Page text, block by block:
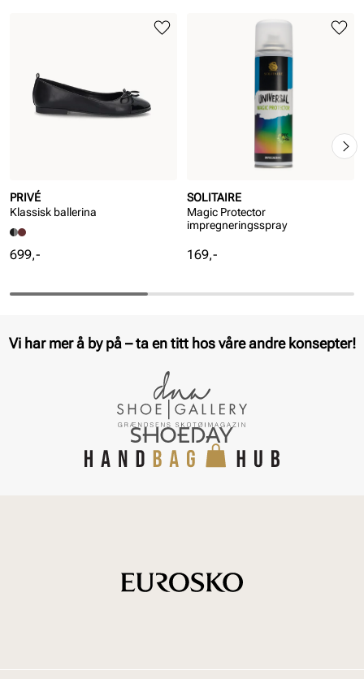
PRIVÉ
Klassisk ballerina
Pris
699,-
SOLITAIRE
Magic Protector
impregneringsspray
Pris
169,-
Vi har mer å by på – ta en titt hos våre andre konsepter!